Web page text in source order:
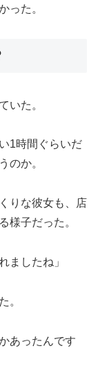
った。
いた。
1時間ぐらいだ
のか。
りな彼女も、店
様子だった。
ましたね」
。
あったんです